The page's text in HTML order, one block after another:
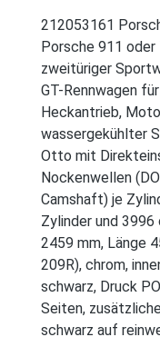
212053161
Porsche 911 oder
zweitüriger
GT-Rennwagen
Heckantrieb,
wassergekühlter
Otto mit
Nockenwellen
Camshaft) je
Zylinder und 3996
2459 mm, Länge
209R), chrom,
schwarz, Druck
Seiten,
schwarz auf